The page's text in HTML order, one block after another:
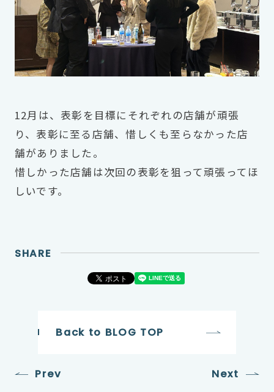
12月は、表彰を目標にそれぞれの店舗が頑張
り、表彰に至る店舗、惜しくも至らなかった店
舗がありました。
惜しかった店舗は次回の表彰を狙って頑張ってほ
しいです。
SHARE
Prev
Back to BLOG TOP
Next